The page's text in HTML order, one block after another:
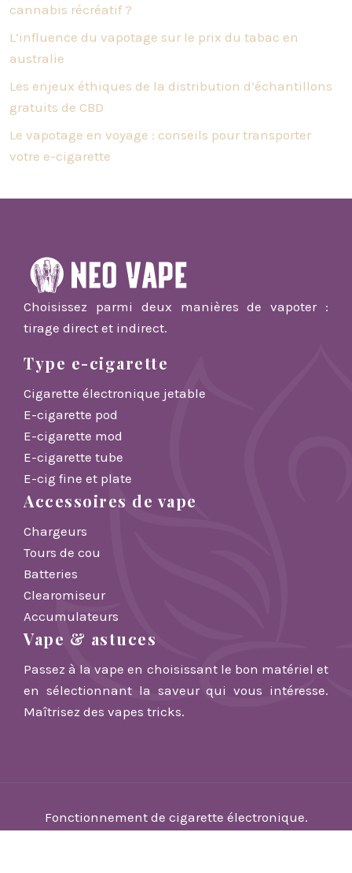
cannabis récréatif ?
L’influence du vapotage sur le prix du tabac en
australie
Les enjeux éthiques de la distribution d’échantillons
gratuits de CBD
Le vapotage en voyage : conseils pour transporter
votre e-cigarette
Choisissez parmi deux manières de vapoter :
tirage direct et indirect.
Type e-cigarette
Cigarette électronique jetable
E-cigarette pod
E-cigarette mod
E-cigarette tube
E-cig fine et plate
Accessoires de vape
Chargeurs
Tours de cou
Batteries
Clearomiseur
Accumulateurs
Vape & astuces
Passez à la vape en choisissant le bon matériel et
en sélectionnant la saveur qui vous intéresse.
Maîtrisez des vapes tricks.
Fonctionnement de cigarette électronique.